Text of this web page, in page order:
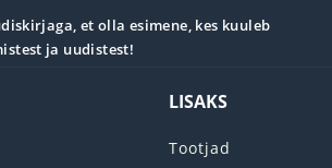
et olla esimene, kes kuuleb
ja uudistest!
LISAKS
Tootjad